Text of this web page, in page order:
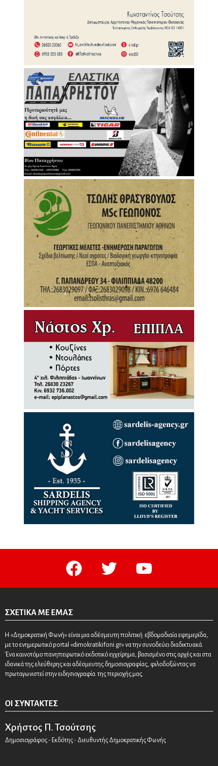
facebook twitter youtube
ΣΧΕΤΙΚΆ ΜΕ ΕΜΆΣ
Η «Δημοκρατική Φωνή» είναι μια αδέσμευτη πολιτική εβδομαδιαία εφημερίδα,
με το ενημερωτικό portal «dimokratikifoni.gr» να την συνοδεύει διαδικτυακά.
Ένα καινοτόμο πανηπειρωτικό εκδοτικό εγχείρημα, βασισμένο στις αρχές και στα
ιδανικά της ελεύθερης και αδέσμευτης δημοσιογραφίας, φιλοδοξώντας να
πρωταγωνιστεί στην ειδησιογραφία της περιοχής μας.
ΟΙ ΣΥΝΤΆΚΤΕΣ
Χρήστος Π. Τσούτσης
Δημοσιογράφος - Εκδότης - Διευθυντής Δημοκρατικής Φωνής